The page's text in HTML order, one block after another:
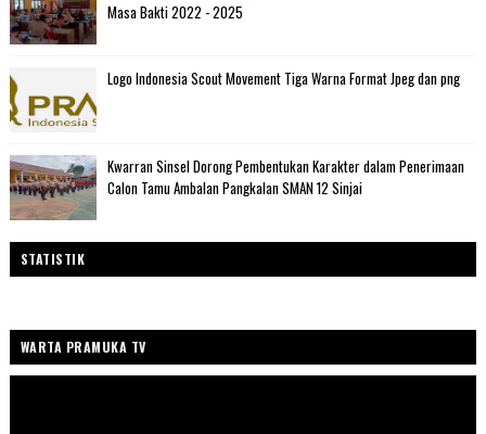
Masa Bakti 2022 - 2025
Logo Indonesia Scout Movement Tiga Warna Format Jpeg dan png
Kwarran Sinsel Dorong Pembentukan Karakter dalam Penerimaan
Calon Tamu Ambalan Pangkalan SMAN 12 Sinjai
STATISTIK
WARTA PRAMUKA TV